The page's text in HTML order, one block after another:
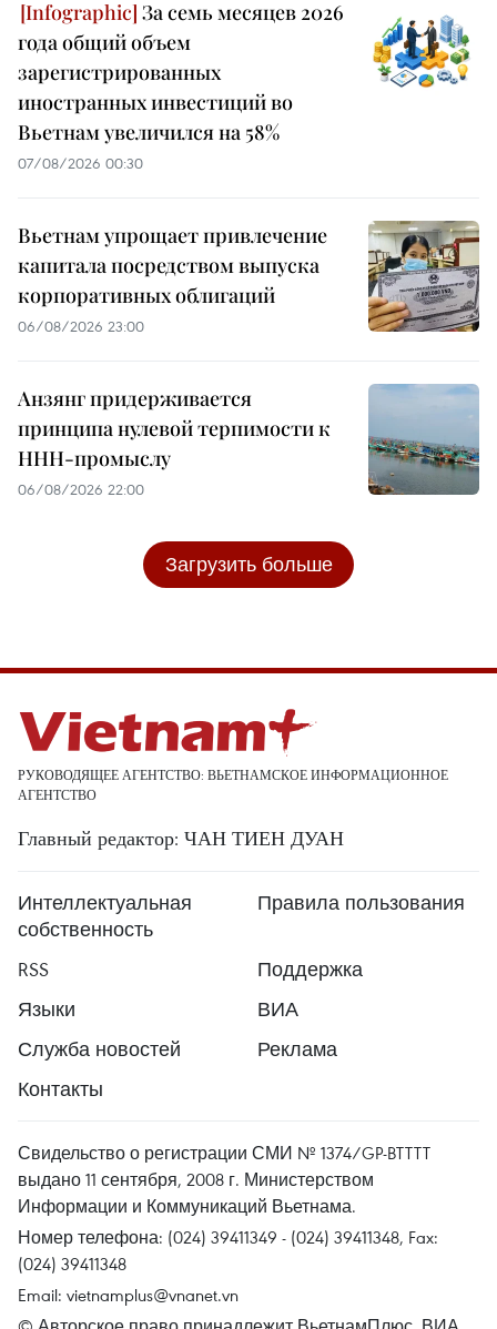
За семь месяцев 2026
года общий объем
зарегистрированных
иностранных инвестиций во
Вьетнам увеличился на 58%
07/08/2026 00:30
Вьетнам упрощает привлечение
капитала посредством выпуска
корпоративных облигаций
06/08/2026 23:00
Анзянг придерживается
принципа нулевой терпимости к
ННН-промыслу
06/08/2026 22:00
Загрузить больше
РУКОВОДЯЩЕЕ АГЕНТСТВО: ВЬЕТНАМСКОЕ ИНФОРМАЦИОННОЕ
АГЕНТСТВО
Главный редактор: ЧАН ТИЕН ДУАН
Интеллектуальная
собственность
Правила пользования
RSS
Поддержка
Языки
ВИА
Служба новостей
Реклама
Контакты
Свидельство о регистрации СМИ № 1374/GP-BTTTT
выдано 11 сентября, 2008 г. Министерством
Информации и Коммуникаций Вьетнама.
Номер телефона: (024) 39411349 - (024) 39411348, Fax:
(024) 39411348
Email: vietnamplus@vnanet.vn